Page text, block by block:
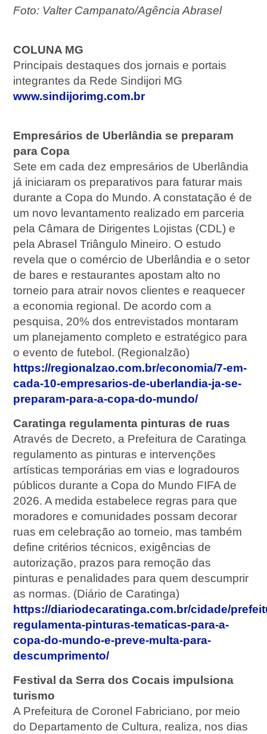
Foto: Valter Campanato/Agência Abrasel
COLUNA MG
Principais destaques dos jornais e portais
integrantes da Rede Sindijori MG
www.sindijorimg.com.br
Empresários de Uberlândia se preparam
para Copa
Sete em cada dez empresários de Uberlândia
já iniciaram os preparativos para faturar mais
durante a Copa do Mundo. A constatação é de
um novo levantamento realizado em parceria
pela Câmara de Dirigentes Lojistas (CDL) e
pela Abrasel Triângulo Mineiro. O estudo
revela que o comércio de Uberlândia e o setor
de bares e restaurantes apostam alto no
torneio para atrair novos clientes e reaquecer
a economia regional. De acordo com a
pesquisa, 20% dos entrevistados montaram
um planejamento completo e estratégico para
o evento de futebol. (Regionalzão)
https://regionalzao.com.br/economia/7-em-
cada-10-empresarios-de-uberlandia-ja-se-
preparam-para-a-copa-do-mundo/
Caratinga regulamenta pinturas de ruas
Através de Decreto, a Prefeitura de Caratinga
regulamento as pinturas e intervenções
artísticas temporárias em vias e logradouros
públicos durante a Copa do Mundo FIFA de
2026. A medida estabelece regras para que
moradores e comunidades possam decorar
ruas em celebração ao torneio, mas também
define critérios técnicos, exigências de
autorização, prazos para remoção das
pinturas e penalidades para quem descumprir
as normas. (Diário de Caratinga)
https://diariodecaratinga.com.br/cidade/
regulamenta-pinturas-tematicas-para-a-
copa-do-mundo-e-preve-multa-para-
descumprimento/
Festival da Serra dos Cocais impulsiona
turismo
A Prefeitura de Coronel Fabriciano, por meio
do Departamento de Cultura, realiza, nos dias